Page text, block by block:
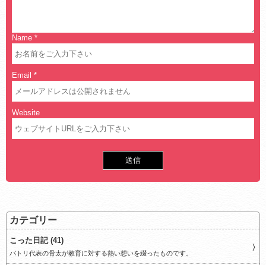
Name *
Email *
Website
カテゴリー
こった日記 (41)
パトリ代表の骨太が教育に対する熱い想いを綴ったものです。